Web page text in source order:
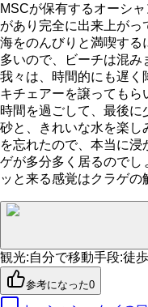
MSCが保有するオーシ
があり完全に出来上が
海をのんびりと満喫する
多いので、ビーチは混み
我々は、時間的にも遅く
キチェアーを譲ってもら
時間を過ごして、最後
砂と、きれいな水を楽し
を忘れたので、本当に
ゲが多分多く居るのでし
ッと来る感覚はクラゲの
観光:自分で移動手段:徒歩
参考になった0